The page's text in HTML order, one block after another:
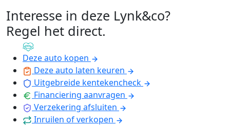
Interesse in deze Lynk&co?
Regel het direct.
Deze auto kopen
Deze auto laten keuren
Uitgebreide kentekencheck
Financiering aanvragen
Verzekering afsluiten
Inruilen of verkopen